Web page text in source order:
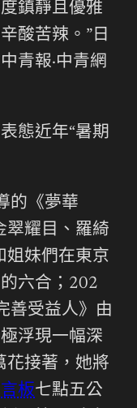
鎮靜且優雅
酸苦辣。”日
青報·中青網
態近年“暑期
的《夢華
翠耀目、羅綺
姐妹們在東京
六合；202
善受益人》由
浮現一幅深
花接著，她將
板七點五公